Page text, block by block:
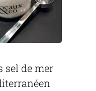
sel de mer